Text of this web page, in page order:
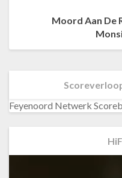
Moord Aan De
Feyenoord Netwerk